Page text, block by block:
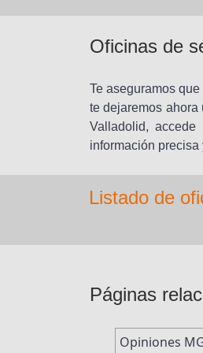
Oficinas de
Te aseguramos
te dejaremos ahora
Valladolid,
información
Listado de
Páginas
Opiniones